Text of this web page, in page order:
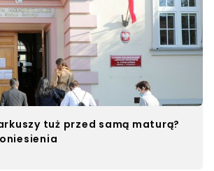
tuż przed samą maturą?